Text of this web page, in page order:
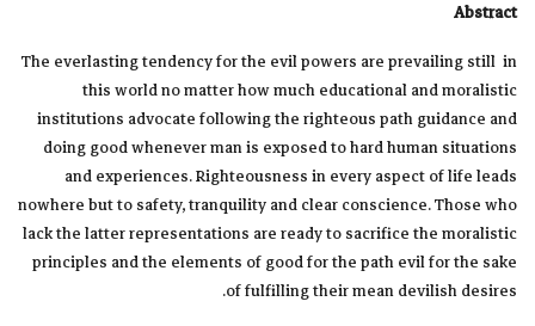
Abstract
The everlasting tendency for the evil powers are prevailing still in
this world no matter how much educational and moralistic
institutions advocate following the righteous path guidance and
doing good whenever man is exposed to hard human situations
and experiences. Righteousness in every aspect of life leads
nowhere but to safety, tranquility and clear conscience. Those who
lack the latter representations are ready to sacrifice the moralistic
principles and the elements of good for the path evil for the sake
of fulfilling their mean devilish desires.